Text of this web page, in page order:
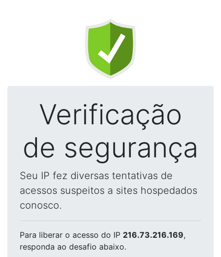
Verificação
de segurança
Seu IP fez diversas tentativas de
acessos suspeitos a sites hospedados
conosco.
Para liberar o acesso do IP 216.73.216.169,
responda ao desafio abaixo.